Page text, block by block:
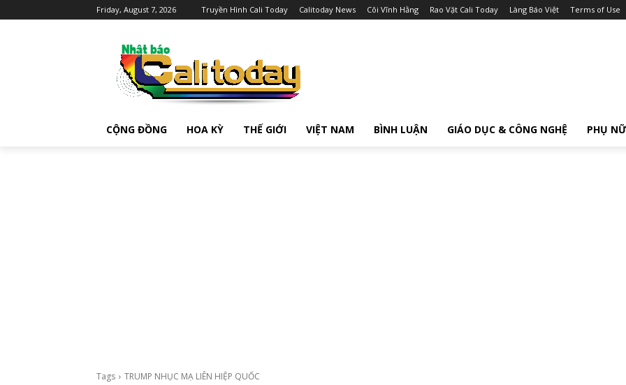
Friday, August 7, 2026 Truyền Hình Cali Today Calitoday News Cõi Vĩnh Hằng Rao Vặt Cali Today Làng Báo Việt Terms of Use
CỘNG ĐỒNG HOA KỲ THẾ GIỚI VIỆT NAM BÌNH LUẬN GIÁO DỤC & CÔNG NGHỆ PHỤ NỮ
Tags TRUMP NHỤC MẠ LIÊN HIỆP QUỐC